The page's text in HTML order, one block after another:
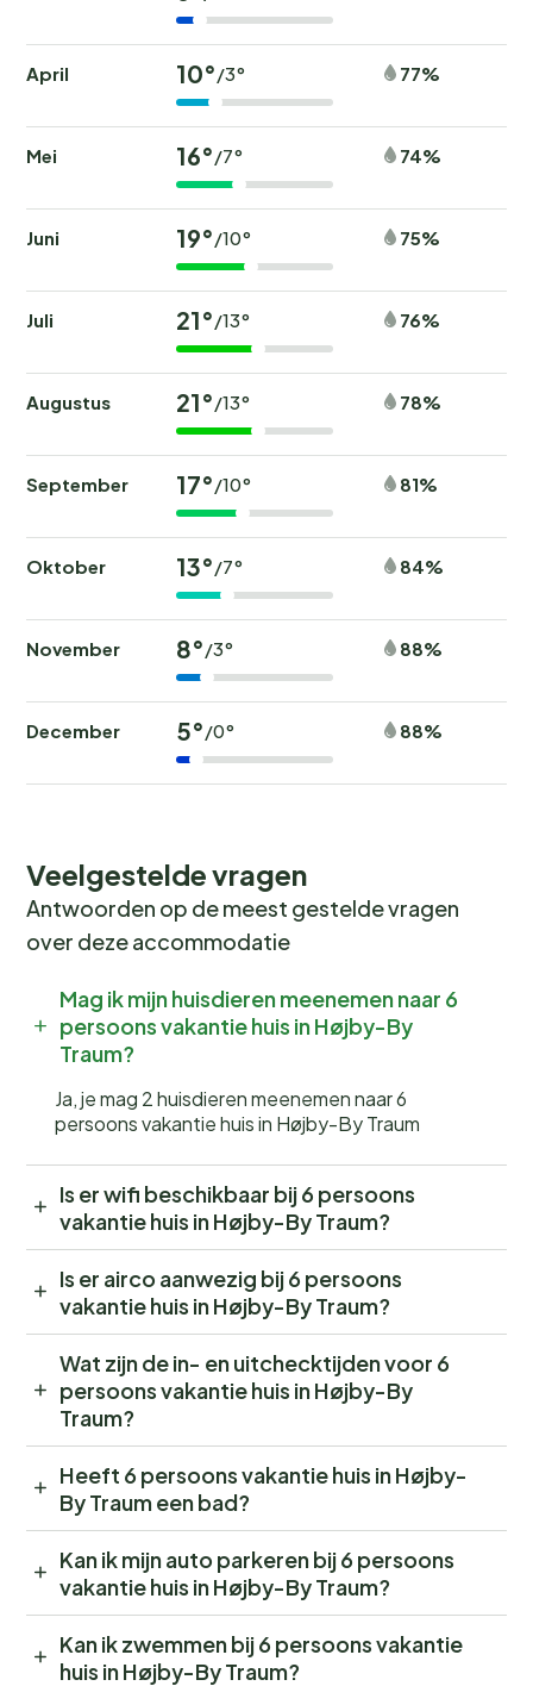
April 10°/3° 77%
Mei 16°/7° 74%
Juni 19°/10° 75%
Juli 21°/13° 76%
Augustus 21°/13° 78%
September 17°/10° 81%
Oktober 13°/7° 84%
November 8°/3° 88%
December 5°/0° 88%
Veelgestelde vragen
Antwoorden op de meest gestelde vragen
over deze accommodatie
Mag ik mijn huisdieren meenemen naar 6
persoons vakantie huis in Højby-By
Traum?
Ja, je mag 2 huisdieren meenemen naar 6
persoons vakantie huis in Højby-By Traum
Is er wifi beschikbaar bij 6 persoons
vakantie huis in Højby-By Traum?
Is er airco aanwezig bij 6 persoons
vakantie huis in Højby-By Traum?
Wat zijn de in- en uitchecktijden voor 6
persoons vakantie huis in Højby-By
Traum?
Heeft 6 persoons vakantie huis in Højby-
By Traum een bad?
Kan ik mijn auto parkeren bij 6 persoons
vakantie huis in Højby-By Traum?
Kan ik zwemmen bij 6 persoons vakantie
huis in Højby-By Traum?